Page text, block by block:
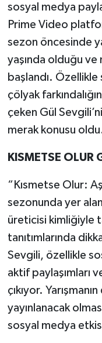
sosyal medya
Prime Video
sezon öncesinde
yaşında olduğu ve
başlandı.
çölyak
çeken Gül
merak konusu
KISMETSE OLUR
“Kısmetse Olur:
sezonunda yer
üreticisi kimliğiyle
tanıtımlarında
Sevgili, özellikle
aktif paylaşımları
çıkıyor.
yayınlanacak
sosyal medya